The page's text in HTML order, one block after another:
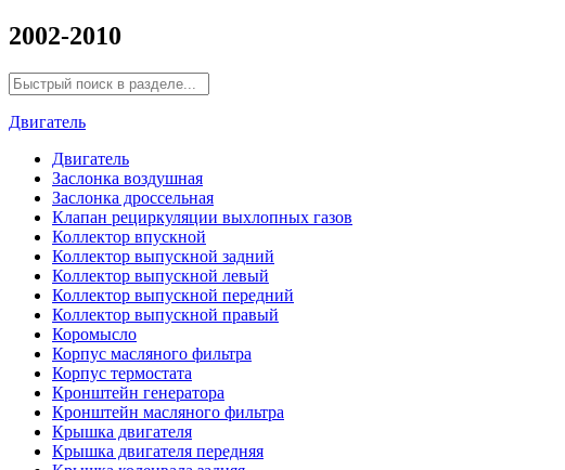
2002-2010
Двигатель
Двигатель
Заслонка воздушная
Заслонка дроссельная
Клапан рециркуляции выхлопных газов
Коллектор впускной
Коллектор выпускной задний
Коллектор выпускной левый
Коллектор выпускной передний
Коллектор выпускной правый
Коромысло
Корпус масляного фильтра
Корпус термостата
Кронштейн генератора
Кронштейн масляного фильтра
Крышка двигателя
Крышка двигателя передняя